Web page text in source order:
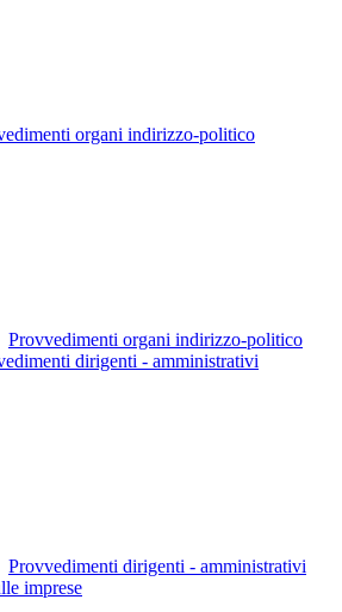
organi indirizzo-politico
Provvedimenti organi indirizzo-politico
dirigenti - amministrativi
Provvedimenti dirigenti - amministrativi
imprese